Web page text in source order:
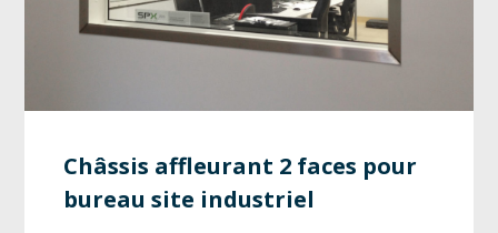
Châssis affleurant 2 faces pour
bureau site industriel